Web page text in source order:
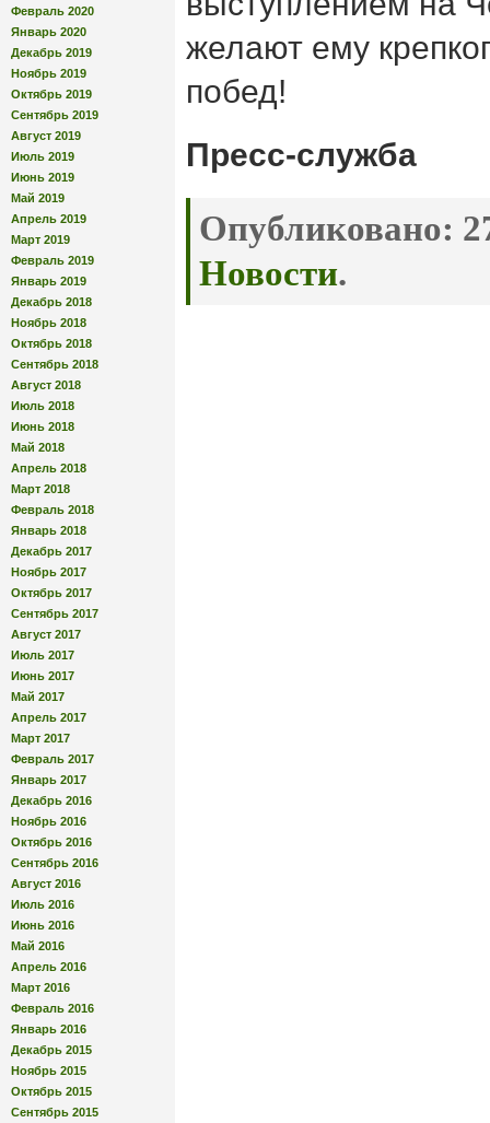
Февраль 2020
Январь 2020
Декабрь 2019
Ноябрь 2019
Октябрь 2019
Сентябрь 2019
Август 2019
Июль 2019
Июнь 2019
Май 2019
Апрель 2019
Март 2019
Февраль 2019
Январь 2019
Декабрь 2018
Ноябрь 2018
Октябрь 2018
Сентябрь 2018
Август 2018
Июль 2018
Июнь 2018
Май 2018
Апрель 2018
Март 2018
Февраль 2018
Январь 2018
Декабрь 2017
Ноябрь 2017
Октябрь 2017
Сентябрь 2017
Август 2017
Июль 2017
Июнь 2017
Май 2017
Апрель 2017
Март 2017
Февраль 2017
Январь 2017
Декабрь 2016
Ноябрь 2016
Октябрь 2016
Сентябрь 2016
Август 2016
Июль 2016
Июнь 2016
Май 2016
Апрель 2016
Март 2016
Февраль 2016
Январь 2016
Декабрь 2015
Ноябрь 2015
Октябрь 2015
Сентябрь 2015
желают ему
побед!
Пресс-служба
Опубликовано:
Новости.